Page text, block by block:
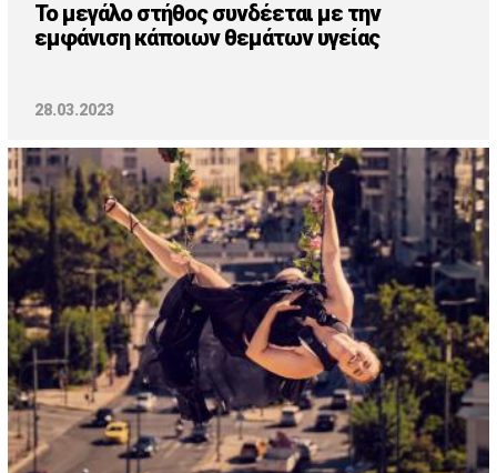
Το μεγάλο στήθος συνδέεται με την
εμφάνιση κάποιων θεμάτων υγείας
28.03.2023